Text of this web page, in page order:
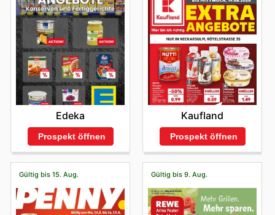
sicherstellen, dass Sie bei jedem Besuch die
attraktivsten Rabatte und exklusiven Sonderangebote
bei Handelshof nutzen.
möchten, die digitale Präsenz von Handelshof ist Ihr Tor
zu exklusiven Einsparungen. Nutzen Sie die
Gelegenheit, die Vielfalt und Qualität, für die Handelshof
bekannt ist, zu noch besseren Preisen zu genießen.
Besuch Sie die Website von Handelshof noch heute, um
die besten Angebote zu entdecken und jetzt mit dem
Sparen zu beginnen.
Edeka
Prospekt öffnen
Kaufland
Prospekt öffnen
Gültig bis 15. Aug. Gültig bis 9. Aug.